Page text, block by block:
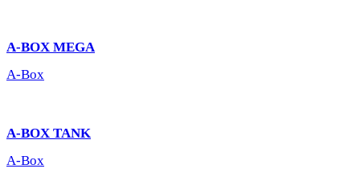
A-BOX MEGA
A-Box
A-BOX TANK
A-Box